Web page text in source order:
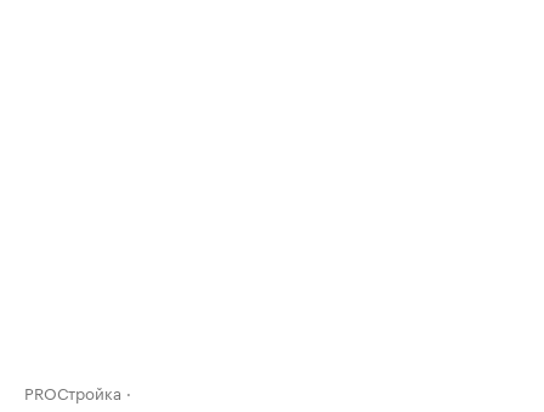
PROСтройка